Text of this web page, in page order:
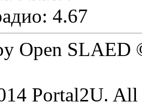
4.67
Open
Portal2U. All